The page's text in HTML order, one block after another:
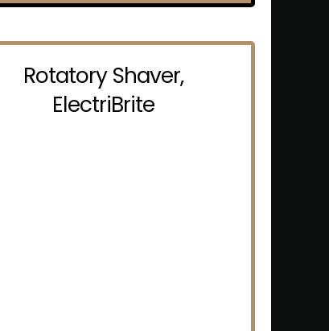
Rotatory Shaver,
ElectriBrite